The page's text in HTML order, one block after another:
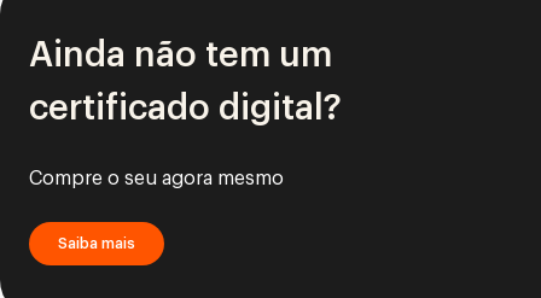
Ainda não tem um
certificado digital?
Compre o seu agora mesmo
Saiba mais